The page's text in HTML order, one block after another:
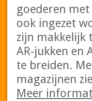
goederen
ook ingezet
zijn makkelijk
AR-jukken en
te breiden.
magazijnen
Meer